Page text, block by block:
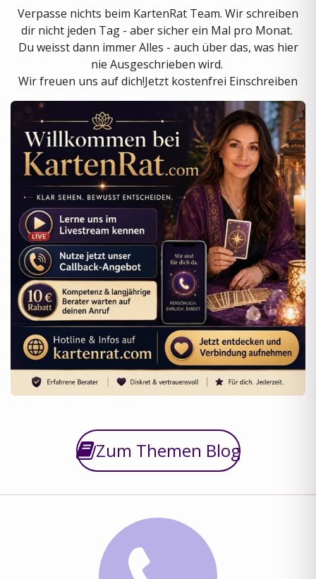
Verpasse nichts beim KartenRat Team. Wir schreiben
dir nicht jeden Tag - aber sicher ein Mal pro Monat.
Du weisst dann immer Alles - auch über das, was hier
nie Ausgeschrieben wird.
Wir freuen uns auf dich!Jetzt kostenfrei Einschreiben
Zum Themen Blog